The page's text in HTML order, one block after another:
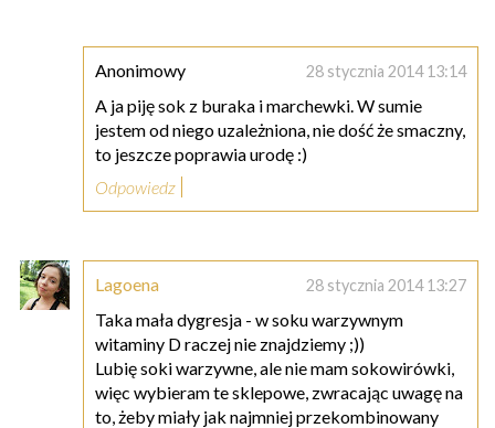
Anonimowy 28 stycznia 2014 13:14
A ja piję sok z buraka i marchewki. W sumie
jestem od niego uzależniona, nie dość że smaczny,
to jeszcze poprawia urodę :)
Odpowiedz
Lagoena 28 stycznia 2014 13:27
Taka mała dygresja - w soku warzywnym
witaminy D raczej nie znajdziemy ;))
Lubię soki warzywne, ale nie mam sokowirówki,
więc wybieram te sklepowe, zwracając uwagę na
to, żeby miały jak najmniej przekombinowany